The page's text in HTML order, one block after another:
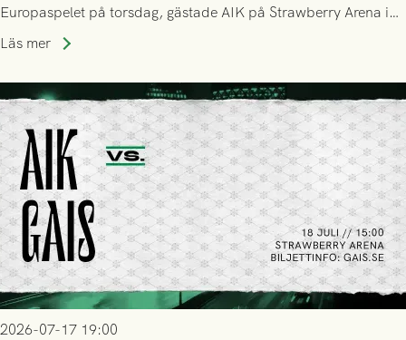
Europaspelet på torsdag, gästade AIK på Strawberry Arena i
Stockholm . Men trots konstant hotande i första halvlek av
lyckades få in 2-0.
Läs mer
2026-07-17 19:00